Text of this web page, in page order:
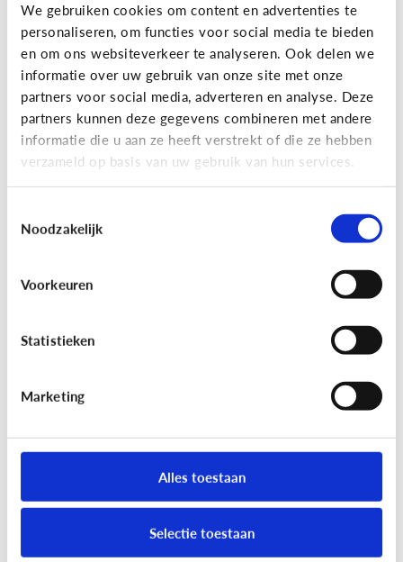
We gebruiken cookies om content en advertenties te
personaliseren, om functies voor social media te bieden
en om ons websiteverkeer te analyseren. Ook delen we
informatie over uw gebruik van onze site met onze
partners voor social media, adverteren en analyse. Deze
partners kunnen deze gegevens combineren met andere
informatie die u aan ze heeft verstrekt of die ze hebben
verzameld op basis van uw gebruik van hun services.
Noodzakelijk
Voorkeuren
Statistieken
Marketing
Alles toestaan
Selectie toestaan
Wat is Fall Guys?
Gaming
[Video] Gamet mijn kind teveel?